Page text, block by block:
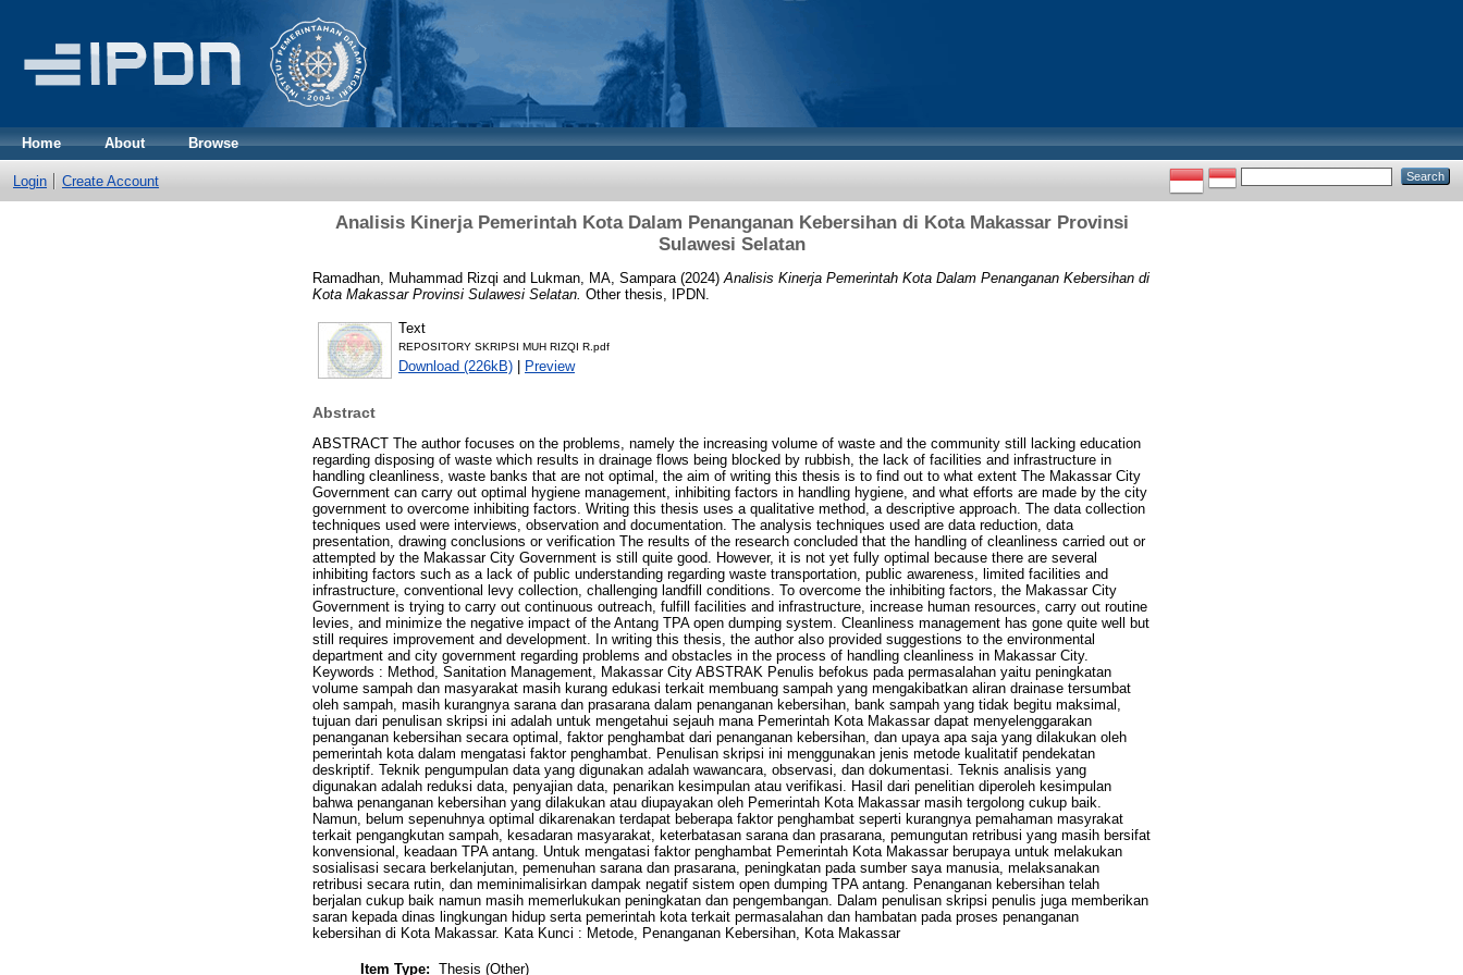
Home About Browse
Login Create Account
Analisis Kinerja Pemerintah Kota Dalam Penanganan Kebersihan di Kota Makassar Provinsi
Sulawesi Selatan
Ramadhan, Muhammad Rizqi and Lukman, MA, Sampara (2024) Analisis Kinerja Pemerintah Kota Dalam Penanganan Kebersihan di
Kota Makassar Provinsi Sulawesi Selatan. Other thesis, IPDN.
Text
REPOSITORY SKRIPSI MUH RIZQI R.pdf
Download (226kB) | Preview
Abstract
ABSTRACT The author focuses on the problems, namely the increasing volume of waste and the community still lacking education
regarding disposing of waste which results in drainage flows being blocked by rubbish, the lack of facilities and infrastructure in
handling cleanliness, waste banks that are not optimal, the aim of writing this thesis is to find out to what extent The Makassar City
Government can carry out optimal hygiene management, inhibiting factors in handling hygiene, and what efforts are made by the city
government to overcome inhibiting factors. Writing this thesis uses a qualitative method, a descriptive approach. The data collection
techniques used were interviews, observation and documentation. The analysis techniques used are data reduction, data
presentation, drawing conclusions or verification The results of the research concluded that the handling of cleanliness carried out or
attempted by the Makassar City Government is still quite good. However, it is not yet fully optimal because there are several
inhibiting factors such as a lack of public understanding regarding waste transportation, public awareness, limited facilities and
infrastructure, conventional levy collection, challenging landfill conditions. To overcome the inhibiting factors, the Makassar City
Government is trying to carry out continuous outreach, fulfill facilities and infrastructure, increase human resources, carry out routine
levies, and minimize the negative impact of the Antang TPA open dumping system. Cleanliness management has gone quite well but
still requires improvement and development. In writing this thesis, the author also provided suggestions to the environmental
department and city government regarding problems and obstacles in the process of handling cleanliness in Makassar City.
Keywords : Method, Sanitation Management, Makassar City ABSTRAK Penulis befokus pada permasalahan yaitu peningkatan
volume sampah dan masyarakat masih kurang edukasi terkait membuang sampah yang mengakibatkan aliran drainase tersumbat
oleh sampah, masih kurangnya sarana dan prasarana dalam penanganan kebersihan, bank sampah yang tidak begitu maksimal,
tujuan dari penulisan skripsi ini adalah untuk mengetahui sejauh mana Pemerintah Kota Makassar dapat menyelenggarakan
penanganan kebersihan secara optimal, faktor penghambat dari penanganan kebersihan, dan upaya apa saja yang dilakukan oleh
pemerintah kota dalam mengatasi faktor penghambat. Penulisan skripsi ini menggunakan jenis metode kualitatif pendekatan
deskriptif. Teknik pengumpulan data yang digunakan adalah wawancara, observasi, dan dokumentasi. Teknis analisis yang
digunakan adalah reduksi data, penyajian data, penarikan kesimpulan atau verifikasi. Hasil dari penelitian diperoleh kesimpulan
bahwa penanganan kebersihan yang dilakukan atau diupayakan oleh Pemerintah Kota Makassar masih tergolong cukup baik.
Namun, belum sepenuhnya optimal dikarenakan terdapat beberapa faktor penghambat seperti kurangnya pemahaman masyrakat
terkait pengangkutan sampah, kesadaran masyarakat, keterbatasan sarana dan prasarana, pemungutan retribusi yang masih bersifat
konvensional, keadaan TPA antang. Untuk mengatasi faktor penghambat Pemerintah Kota Makassar berupaya untuk melakukan
sosialisasi secara berkelanjutan, pemenuhan sarana dan prasarana, peningkatan pada sumber saya manusia, melaksanakan
retribusi secara rutin, dan meminimalisirkan dampak negatif sistem open dumping TPA antang. Penanganan kebersihan telah
berjalan cukup baik namun masih memerlukukan peningkatan dan pengembangan. Dalam penulisan skripsi penulis juga memberikan
saran kepada dinas lingkungan hidup serta pemerintah kota terkait permasalahan dan hambatan pada proses penanganan
kebersihan di Kota Makassar. Kata Kunci : Metode, Penanganan Kebersihan, Kota Makassar
Item Type: Thesis (Other)